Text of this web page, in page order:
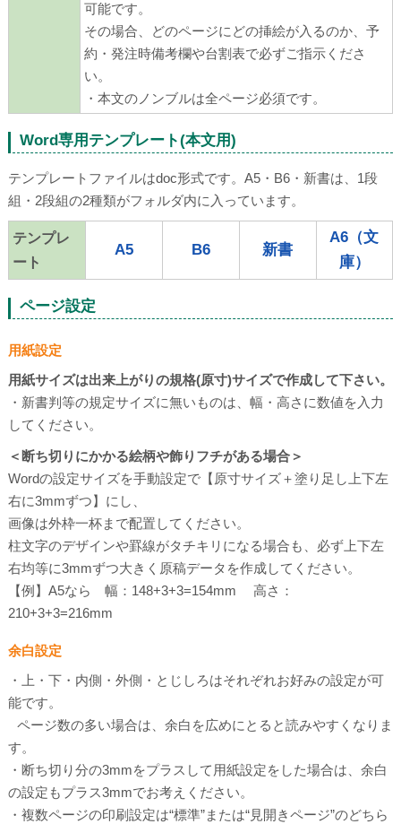
可能です。
その場合、どのページにどの挿絵が入るのか、予
約・発注時備考欄や台割表で必ずご指示くださ
い。
・本文のノンブルは全ページ必須です。
Word専用テンプレート(本文用)
テンプレートファイルはdoc形式です。A5・B6・新書は、1段
組・2段組の2種類がフォルダ内に入っています。
テンプレ
ート
A5 B6 新書
A6（文
庫）
ページ設定
用紙設定
用紙サイズは出来上がりの規格(原寸)サイズで作成して下さい。
・新書判等の規定サイズに無いものは、幅・高さに数値を入力
してください。
＜断ち切りにかかる絵柄や飾りフチがある場合＞
Wordの設定サイズを手動設定で【原寸サイズ＋塗り足し上下左
右に3mmずつ】にし、
画像は外枠一杯まで配置してください。
柱文字のデザインや罫線がタチキリになる場合も、必ず上下左
右均等に3mmずつ大きく原稿データを作成してください。
【例】A5なら 幅：148+3+3=154mm 高さ：
210+3+3=216mm
余白設定
・上・下・内側・外側・とじしろはそれぞれお好みの設定が可
能です。
ページ数の多い場合は、余白を広めにとると読みやすくなりま
す。
・断ち切り分の3mmをプラスして用紙設定をした場合は、余白
の設定もプラス3mmでお考えください。
・複数ページの印刷設定は“標準”または“見開きページ”のどちら